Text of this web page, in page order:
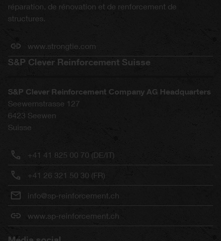
réparation, de rénovation et de renforcement de
structures.
www.strongtie.com
S&P Clever Reinforcement Suisse
S&P Clever Reinforcement Company AG Headquarters
Seewernstrasse 127
6423 Seewen
Suisse
+41 41 825 00 70 (DE/IT)
+41 26 321 50 30 (FR)
info@sp-reinforcement.ch
www.sp-reinforcement.ch